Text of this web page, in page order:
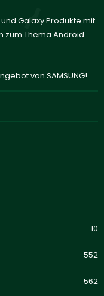
Galaxy Produkte mit
zum Thema Android
von SAMSUNG!
10
552
562